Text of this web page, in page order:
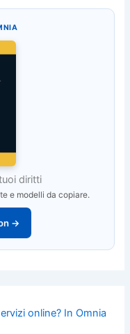
diritti
e modelli da copiare.
→
online? In Omnia